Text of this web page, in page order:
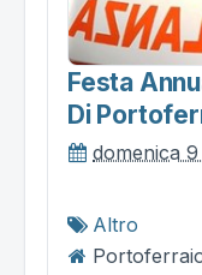
Festa
Di
domenica
Altro